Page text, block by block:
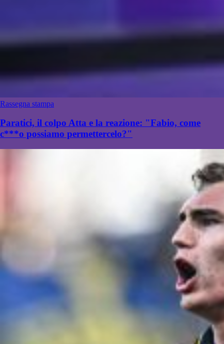
Rassegna stampa
Paratici, il colpo Atta e la reazione: "Fabio, come
c***o possiamo permettercelo?"